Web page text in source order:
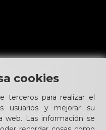
cookies
terceros para realizar el
usuarios y mejorar su
web. Las información se